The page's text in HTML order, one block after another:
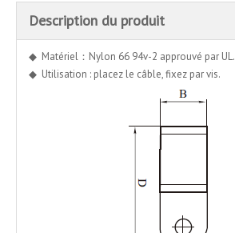
Description du produit
◆ Matériel：Nylon 66 94v-2 approuvé par UL.
◆ Utilisation : placez le câble, fixez par vis.